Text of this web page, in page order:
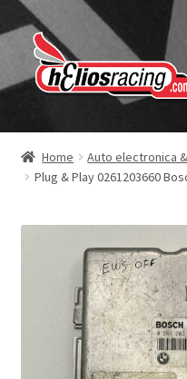
Ga
door
naar
Ga
naar
de
Webshop
Over Helios Racing
Contact opnemen
Software service voor
Home Auto electronica
Plug & Play 0261203660